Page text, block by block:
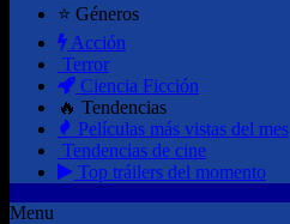
⭐ Géneros
Acción
Terror
Ciencia Ficción
🔥 Tendencias
Películas más vistas del mes
Tendencias de cine
Top tráilers del momento
Menu